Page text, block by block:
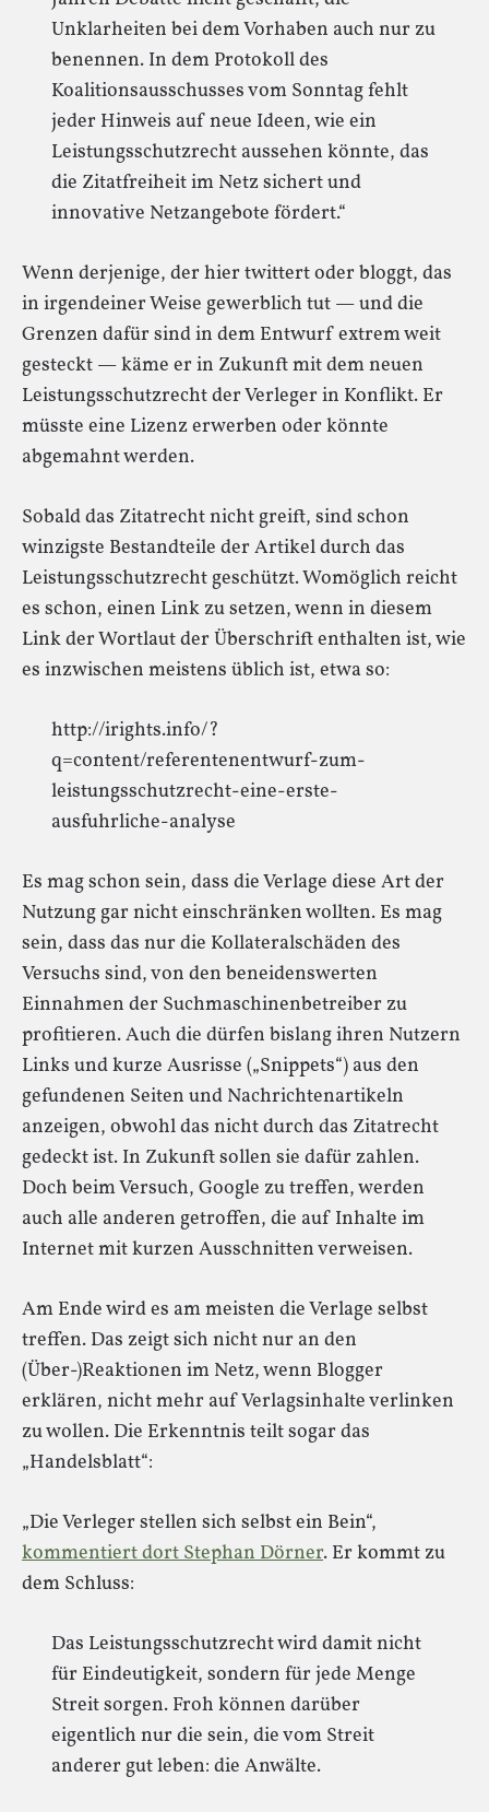
Unklarheiten bei dem Vorhaben auch nur zu
benennen. In dem Protokoll des
Koalitionsausschusses vom Sonntag fehlt
jeder Hinweis auf neue Ideen, wie ein
Leistungsschutzrecht aussehen könnte, das
die Zitatfreiheit im Netz sichert und
innovative Netzangebote fördert.“
Wenn derjenige, der hier twittert oder bloggt, das
in irgendeiner Weise gewerblich tut — und die
Grenzen dafür sind in dem Entwurf extrem weit
gesteckt — käme er in Zukunft mit dem neuen
Leistungsschutzrecht der Verleger in Konflikt. Er
müsste eine Lizenz erwerben oder könnte
abgemahnt werden.
Sobald das Zitatrecht nicht greift, sind schon
winzigste Bestandteile der Artikel durch das
Leistungsschutzrecht geschützt. Womöglich reicht
es schon, einen Link zu setzen, wenn in diesem
Link der Wortlaut der Überschrift enthalten ist, wie
es inzwischen meistens üblich ist, etwa so:
http://irights.info/?
q=content/referentenentwurf-zum-
leistungsschutzrecht-eine-erste-
ausfuhrliche-analyse
Es mag schon sein, dass die Verlage diese Art der
Nutzung gar nicht einschränken wollten. Es mag
sein, dass das nur die Kollateralschäden des
Versuchs sind, von den beneidenswerten
Einnahmen der Suchmaschinenbetreiber zu
profitieren. Auch die dürfen bislang ihren Nutzern
Links und kurze Ausrisse („Snippets“) aus den
gefundenen Seiten und Nachrichtenartikeln
anzeigen, obwohl das nicht durch das Zitatrecht
gedeckt ist. In Zukunft sollen sie dafür zahlen.
Doch beim Versuch, Google zu treffen, werden
auch alle anderen getroffen, die auf Inhalte im
Internet mit kurzen Ausschnitten verweisen.
Am Ende wird es am meisten die Verlage selbst
treffen. Das zeigt sich nicht nur an den
(Über-)Reaktionen im Netz, wenn Blogger
erklären, nicht mehr auf Verlagsinhalte verlinken
zu wollen. Die Erkenntnis teilt sogar das
„Handelsblatt“:
„Die Verleger stellen sich selbst ein Bein“,
kommentiert dort Stephan Dörner. Er kommt zu
dem Schluss:
Das Leistungsschutzrecht wird damit nicht
für Eindeutigkeit, sondern für jede Menge
Streit sorgen. Froh können darüber
eigentlich nur die sein, die vom Streit
anderer gut leben: die Anwälte.